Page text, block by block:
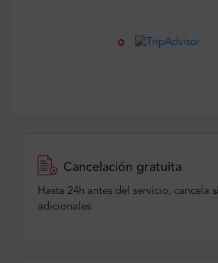
Cancelación gratuita
Hasta 24h antes del servicio, cancela
adicionales